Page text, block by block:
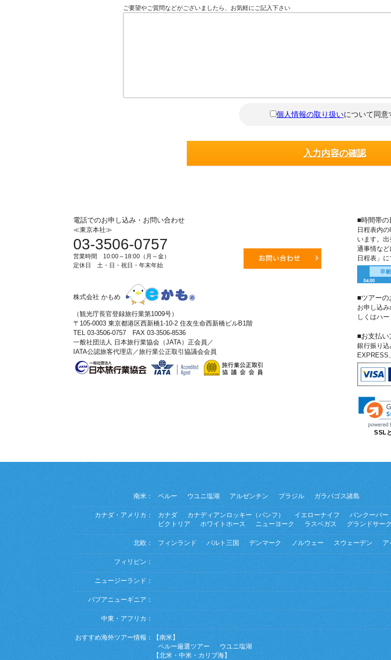
ご要望やご質問などがございましたら、お気軽にご記入下さい
個人情報の取り扱いについて同意
電話でのお申し込み・お問い合わせ
≪東京本社≫
03-3506-0757
営業時間 10:00～18:00（月～金）
定休日 土・日・祝日・年末年始
株式会社 かもめ
（観光庁長官登録旅行業第1009号）
〒105-0003 東京都港区西新橋1-10-2 住友生命西新橋ビルB1階
TEL 03-3506-0757 FAX 03-3506-8536
一般社団法人 日本旅行業協会（JATA）正会員／
IATA公認旅客代理店／旅行業公正取引協議会会員
■時間帯の
日程表内
います。
通事情な
日程表」に
■ツアーの
お申し込
しくはハ
■お支払い
銀行振り
EXPRESS
SSL
南米： ペルー ウユニ塩湖 アルゼンチン ブラジル ガラパゴス諸島
カナダ・アメリカ： カナダ カナディアンロッキー（バンフ） イエローナイフ バンクーバー
ビクトリア
ホワイトホース ニューヨーク ラスベガス グランドサー
北欧： フィンランド バルト三国 デンマーク ノルウェー スウェーデン ア
フィリピン：
ニュージーランド：
パプアニューギニア：
中東・アフリカ：
おすすめ海外ツアー情報：
【南米】
ペルー厳選ツアー
ウユニ塩湖
【北米・中米・カリブ海】